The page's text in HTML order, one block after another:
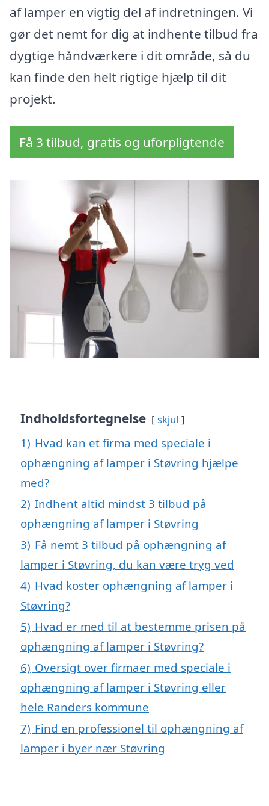
af lamper en vigtig del af indretningen. Vi
gør det nemt for dig at indhente tilbud fra
dygtige håndværkere i dit område, så du
kan finde den helt rigtige hjælp til dit
projekt.
Få 3 tilbud, gratis og uforpligtende
Indholdsfortegnelse skjul
1) Hvad kan et firma med speciale i
ophængning af lamper i Støvring hjælpe
med?
2) Indhent altid mindst 3 tilbud på
ophængning af lamper i Støvring
3) Få nemt 3 tilbud på ophængning af
lamper i Støvring, du kan være tryg ved
4) Hvad koster ophængning af lamper i
Støvring?
5) Hvad er med til at bestemme prisen på
ophængning af lamper i Støvring?
6) Oversigt over firmaer med speciale i
ophængning af lamper i Støvring eller
hele Randers kommune
7) Find en professionel til ophængning af
lamper i byer nær Støvring